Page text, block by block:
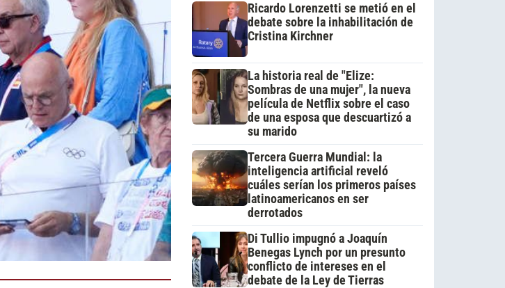
Ricardo Lorenzetti se metió en el
debate sobre la inhabilitación de
Cristina Kirchner
La historia real de "Elize:
Sombras de una mujer", la nueva
película de Netflix sobre el caso
de una esposa que descuartizó a
su marido
Tercera Guerra Mundial: la
inteligencia artificial reveló
cuáles serían los primeros países
latinoamericanos en ser
derrotados
Di Tullio impugnó a Joaquín
Benegas Lynch por un presunto
conflicto de intereses en el
debate de la Ley de Tierras